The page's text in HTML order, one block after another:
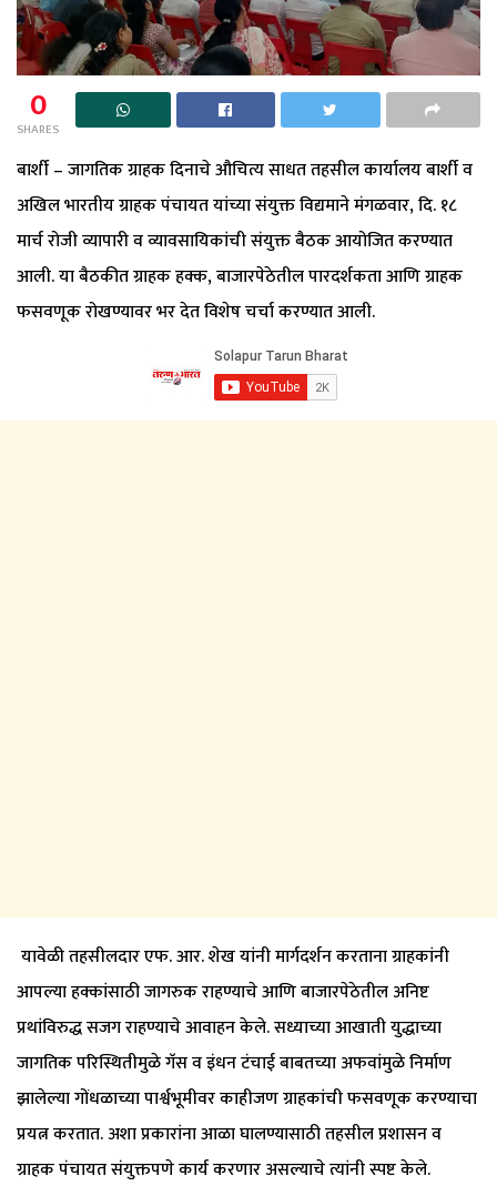
0
SHARES
बार्शी – जागतिक ग्राहक दिनाचे औचित्य साधत तहसील कार्यालय बार्शी व
अखिल भारतीय ग्राहक पंचायत यांच्या संयुक्त विद्यमाने मंगळवार, दि. १८
मार्च रोजी व्यापारी व व्यावसायिकांची संयुक्त बैठक आयोजित करण्यात
आली. या बैठकीत ग्राहक हक्क, बाजारपेठेतील पारदर्शकता आणि ग्राहक
फसवणूक रोखण्यावर भर देत विशेष चर्चा करण्यात आली.
यावेळी तहसीलदार एफ. आर. शेख यांनी मार्गदर्शन करताना ग्राहकांनी
आपल्या हक्कांसाठी जागरुक राहण्याचे आणि बाजारपेठेतील अनिष्ट
प्रथांविरुद्ध सजग राहण्याचे आवाहन केले. सध्याच्या आखाती युद्धाच्या
जागतिक परिस्थितीमुळे गॅस व इंधन टंचाई बाबतच्या अफवांमुळे निर्माण
झालेल्या गोंधळाच्या पार्श्वभूमीवर काहीजण ग्राहकांची फसवणूक करण्याचा
प्रयत्न करतात. अशा प्रकारांना आळा घालण्यासाठी तहसील प्रशासन व
ग्राहक पंचायत संयुक्तपणे कार्य करणार असल्याचे त्यांनी स्पष्ट केले.